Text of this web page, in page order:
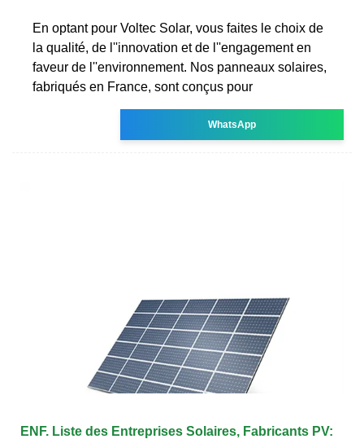
En optant pour Voltec Solar, vous faites le choix de
la qualité, de l''innovation et de l''engagement en
faveur de l''environnement. Nos panneaux solaires,
fabriqués en France, sont conçus pour
WhatsApp
ENF. Liste des Entreprises Solaires, Fabricants PV: